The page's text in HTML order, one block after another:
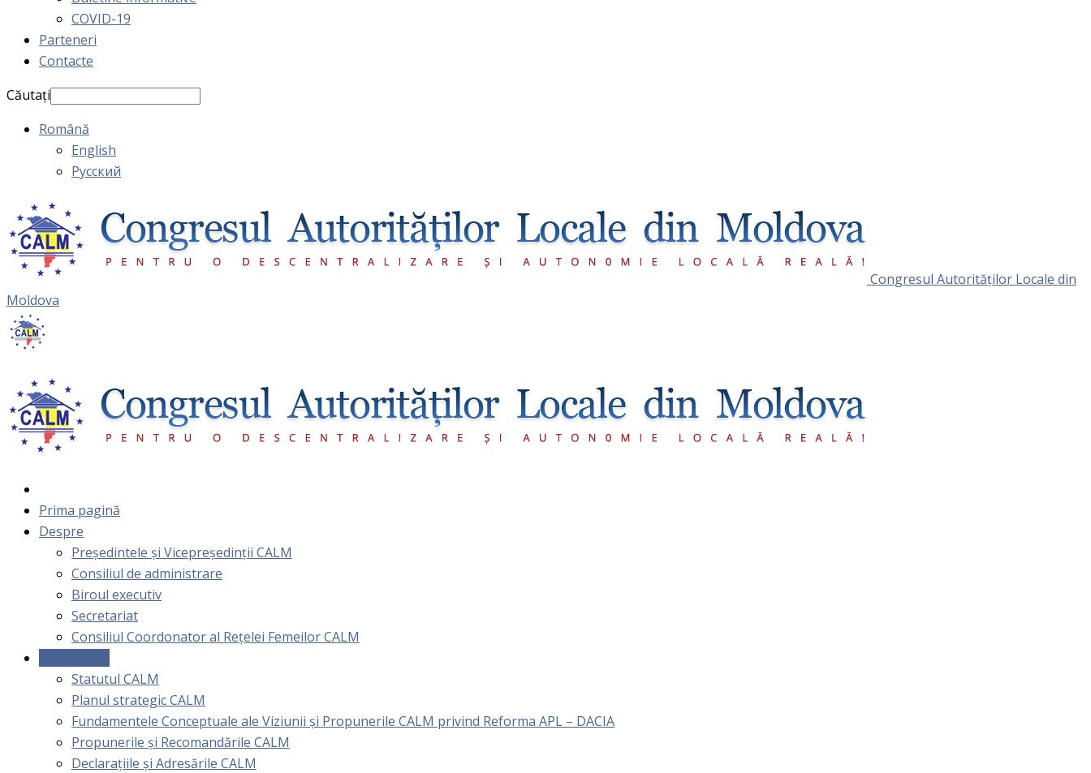
COVID-19
Parteneri
Contacte
Căutați
Română
English
Русский
Congresul Autorităţilor Locale din
Moldova
Prima pagină
Despre
Președintele și Vicepreședinții CALM
Consiliul de administrare
Biroul executiv
Secretariat
Consiliul Coordonator al Rețelei Femeilor CALM
Statutul CALM
Planul strategic CALM
Fundamentele Conceptuale ale Viziunii și Propunerile CALM privind Reforma APL – DACIA
Propunerile și Recomandările CALM
Declarațiile și Adresările CALM